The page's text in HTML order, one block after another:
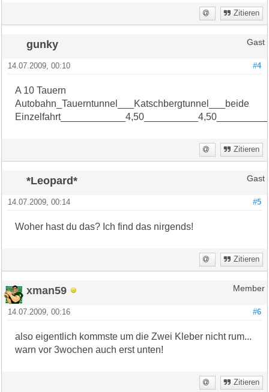
Zitieren
gunky Gast
#4
14.07.2009, 00:10
A 10 Tauern
Autobahn_Tauerntunnel___Katschbergtunnel___beide
Zitieren
*Leopard* Gast
#5
14.07.2009, 00:14
Woher hast du das? Ich find das nirgends!
Zitieren
xman59 Member
#6
14.07.2009, 00:16
also eigentlich kommste um die Zwei Kleber nicht rum...
warn vor 3wochen auch erst unten!
Zitieren